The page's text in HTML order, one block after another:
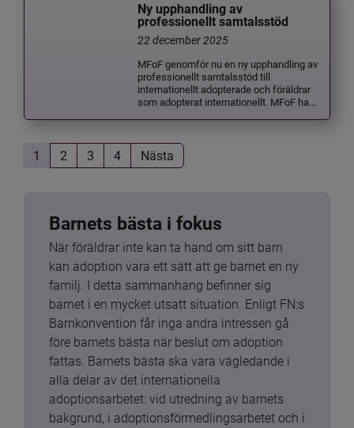
Ny upphandling av
professionellt samtalsstöd
22 december 2025
MFoF genomför nu en ny upphandling av
professionellt samtalsstöd till
internationellt adopterade och föräldrar
som adopterat internationellt. MFoF ha...
1 2 3 4 Nästa
Barnets bästa i fokus
När föräldrar inte kan ta hand om sitt barn
kan adoption vara ett sätt att ge barnet en ny
familj. I detta sammanhang befinner sig
barnet i en mycket utsatt situation. Enligt FN:s
Barnkonvention får inga andra intressen gå
före barnets bästa när beslut om adoption
fattas. Barnets bästa ska vara vägledande i
alla delar av det internationella
adoptionsarbetet: vid utredning av barnets
bakgrund, i adoptionsförmedlingsarbetet och i